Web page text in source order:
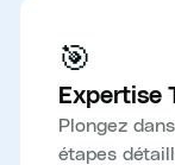
🎯
Expertise
Plongez
étapes